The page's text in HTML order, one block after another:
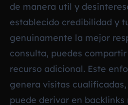
de manera util y
establecido credibilidad y
genuinamente la mejor
consulta, puedes
recurso adicional. Este
genera visitas
puede derivar en